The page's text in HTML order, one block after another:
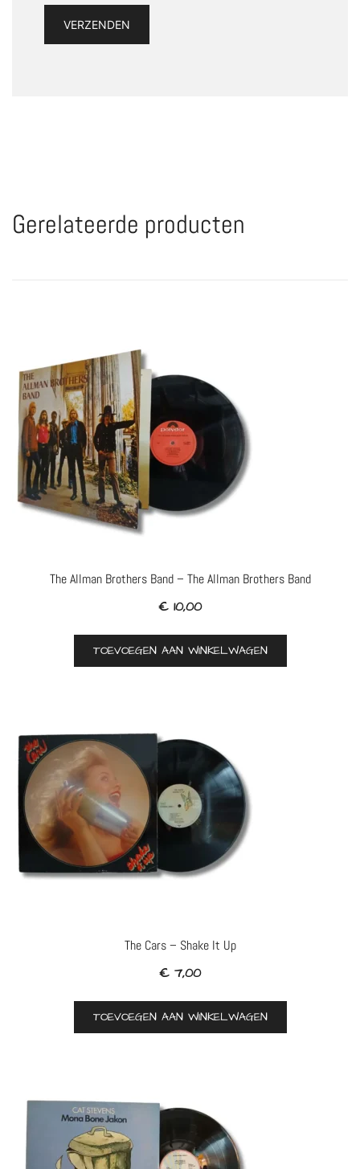
Gerelateerde producten
The Allman Brothers Band – The Allman Brothers Band
€ 10,00
TOEVOEGEN AAN WINKELWAGEN
The Cars – Shake It Up
€ 7,00
TOEVOEGEN AAN WINKELWAGEN